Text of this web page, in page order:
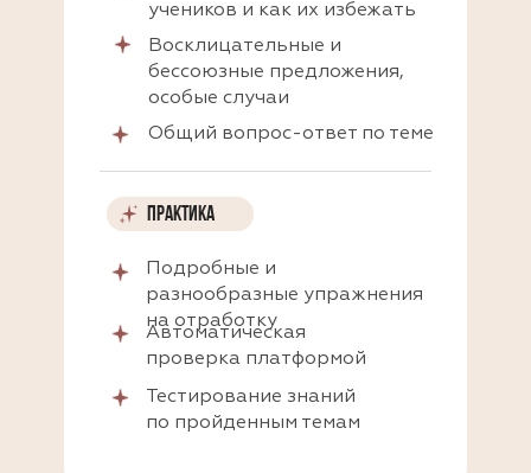
ПРАКТИКА
Тестирование знаний
по пройденным темам
Автоматическая
проверка платформой
Подробные и
разнообразные упражнения
на отработку
учеников и как их избежать
Восклицательные и
бессоюзные предложения,
особые случаи
Общий вопрос-ответ по теме